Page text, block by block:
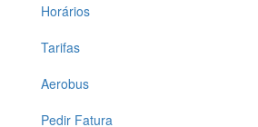
Horários
Tarifas
Aerobus
Pedir Fatura